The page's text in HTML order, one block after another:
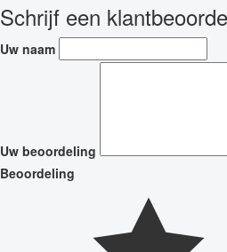
Schrijf een
Uw naam
Uw beoordeling
Beoordeling